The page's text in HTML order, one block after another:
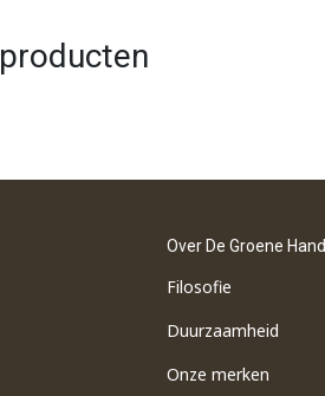
Over De Groene Hand
Filosofie
Duurzaamheid
Onze merken